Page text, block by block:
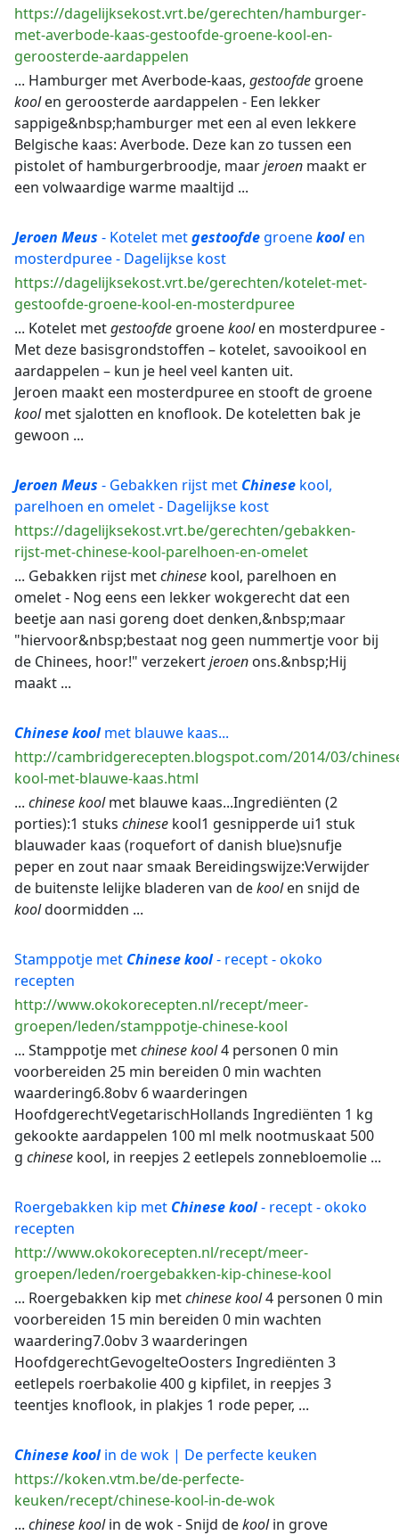
https://dagelijksekost.vrt.be/gerechten/hamburger-
met-averbode-kaas-gestoofde-groene-kool-en-
geroosterde-aardappelen
... Hamburger met Averbode-kaas, gestoofde groene
koolen geroosterde aardappelen - Een lekker
sappige&nbsp;hamburger met een al even lekkere
Belgische kaas: Averbode. Deze kan zo tussen een
pistolet of hamburgerbroodje, maarjeroen maakt er
een volwaardige warme maaltijd ...
Jeroen Meus - Kotelet metgestoofdegroenekoolen
mosterdpuree - Dagelijkse kost
https://dagelijksekost.vrt.be/gerechten/kotelet-met-
gestoofde-groene-kool-en-mosterdpuree
... Kotelet metgestoofde groenekoolen mosterdpuree -
Met deze basisgrondstoffen – kotelet, savooikool en
aardappelen – kun je heel veel kanten uit.
Jeroen maakt een mosterdpuree en stooft de groene
koolmet sjalotten en knoflook. De koteletten bak je
gewoon ...
Jeroen Meus - Gebakken rijst met Chinese kool,
parelhoen en omelet - Dagelijkse kost
https://dagelijksekost.vrt.be/gerechten/gebakken-
rijst-met-chinese-kool-parelhoen-en-omelet
... Gebakken rijst metchinese kool, parelhoen en
omelet - Nog eens een lekker wokgerecht dat een
beetje aan nasi goreng doet denken,&nbsp;maar
"hiervoor&nbsp;bestaat nog geen nummertje voor bij
de Chinees, hoor!" verzekertjeroen ons.&nbsp;Hij
maakt ...
Chinesekoolmet blauwe kaas...
http://cambridgerecepten.blogspot.com/2014/03/
kool-met-blauwe-kaas.html
... chinesekoolmet blauwe kaas...Ingrediënten (2
porties):1 stuks chinese kool1 gesnipperde ui1 stuk
blauwader kaas (roquefort of danish blue)snufje
peper en zout naar smaak Bereidingswijze:Verwijder
de buitenste lelijke bladeren van dekoolen snijd de
kooldoormidden ...
Stamppotje met Chinesekool- recept - okoko
recepten
http://www.okokorecepten.nl/recept/meer-
groepen/leden/stamppotje-chinese-kool
... Stamppotje metchinesekool4 personen 0 min
voorbereiden 25 min bereiden 0 min wachten
waardering6.8obv 6 waarderingen
HoofdgerechtVegetarischHollands Ingrediënten 1 kg
gekookte aardappelen 100 ml melk nootmuskaat 500
g chinese kool, in reepjes 2 eetlepels zonnebloemolie ...
Roergebakken kip met Chinesekool- recept - okoko
recepten
http://www.okokorecepten.nl/recept/meer-
groepen/leden/roergebakken-kip-chinese-kool
... Roergebakken kip metchinesekool4 personen 0 min
voorbereiden 15 min bereiden 0 min wachten
waardering7.0obv 3 waarderingen
HoofdgerechtGevogelteOosters Ingrediënten 3
eetlepels roerbakolie 400 g kipfilet, in reepjes 3
teentjes knoflook, in plakjes 1 rode peper, ...
Chinesekoolin de wok | De perfecte keuken
https://koken.vtm.be/de-perfecte-
keuken/recept/chinese-kool-in-de-wok
... chinesekoolin de wok - Snijd dekoolin grove